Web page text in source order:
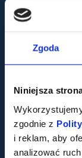
Zgoda
Niniejsza
zgodnie z
i reklam, aby
analizować
CHOPIN
AVENUE X
12.08.2026,